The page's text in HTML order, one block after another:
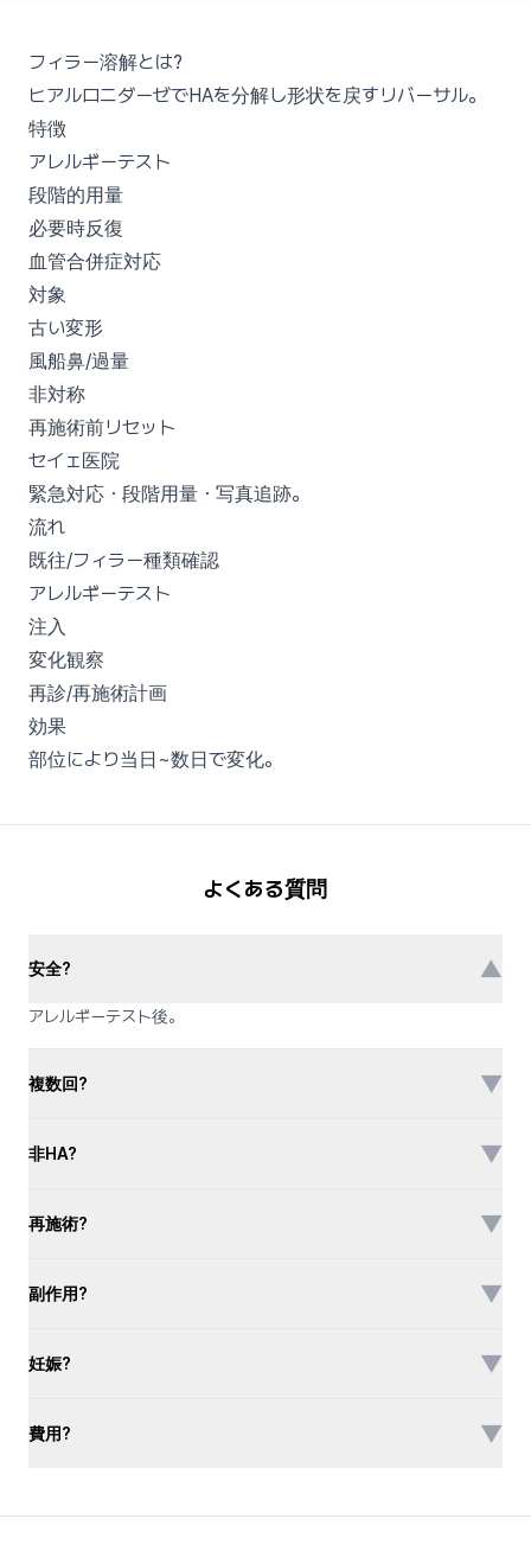
フィラー溶解とは?
ヒアルロニダーゼでHAを分解し形状を戻すリバーサル。
特徴
アレルギーテスト
段階的用量
必要時反復
血管合併症対応
対象
古い変形
風船鼻/過量
非対称
再施術前リセット
セイェ医院
緊急対応・段階用量・写真追跡。
流れ
既往/フィラー種類確認
アレルギーテスト
注入
変化観察
再診/再施術計画
効果
部位により当日~数日で変化。
よくある質問
安全? ▼
アレルギーテスト後。
複数回? ▼
非HA? ▼
再施術? ▼
副作用? ▼
妊娠? ▼
費用? ▼